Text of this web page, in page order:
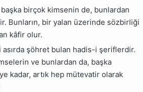
birçok kimsenin de, bunlardan
Bunların, bir yalan üzerinde sözbirliği
kâfir olur.
şöhret bulan hadis-i şeriflerdir.
ve bunlardan da, başka
kadar, artık hep mütevatir olarak